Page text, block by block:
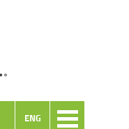
ENG